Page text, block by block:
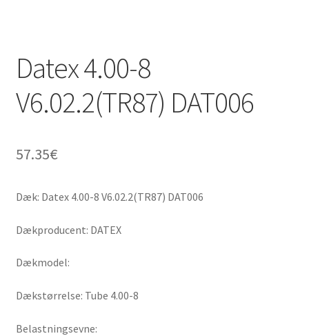
Datex 4.00-8
V6.02.2(TR87) DAT006
57.35€
Dæk: Datex 4.00-8 V6.02.2(TR87) DAT006
Dækproducent: DATEX
Dækmodel:
Dækstørrelse: Tube 4.00-8
Belastningsevne: